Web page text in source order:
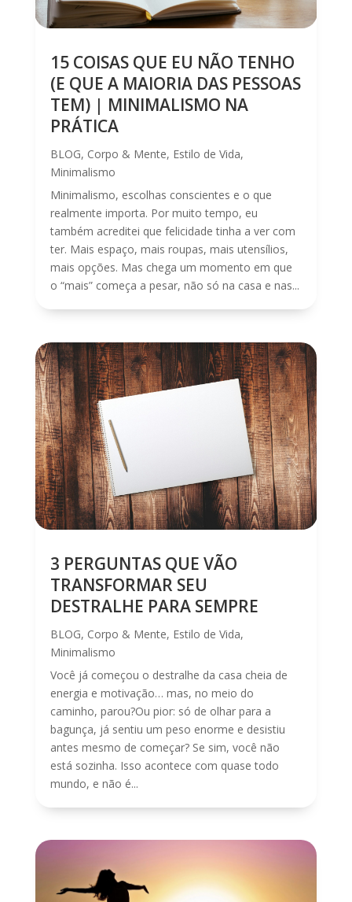
15 COISAS QUE EU NÃO TENHO
(E QUE A MAIORIA DAS PESSOAS
TEM) | MINIMALISMO NA
PRÁTICA
BLOG, Corpo & Mente, Estilo de Vida,
Minimalismo
Minimalismo, escolhas conscientes e o que
realmente importa. Por muito tempo, eu
também acreditei que felicidade tinha a ver com
ter. Mais espaço, mais roupas, mais utensílios,
mais opções. Mas chega um momento em que
o “mais” começa a pesar, não só na casa e nas...
3 PERGUNTAS QUE VÃO
TRANSFORMAR SEU
DESTRALHE PARA SEMPRE
BLOG, Corpo & Mente, Estilo de Vida,
Minimalismo
Você já começou o destralhe da casa cheia de
energia e motivação… mas, no meio do
caminho, parou?Ou pior: só de olhar para a
bagunça, já sentiu um peso enorme e desistiu
antes mesmo de começar? Se sim, você não
está sozinha. Isso acontece com quase todo
mundo, e não é...